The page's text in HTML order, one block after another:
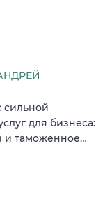
сильной
для бизнеса:
и таможенное…